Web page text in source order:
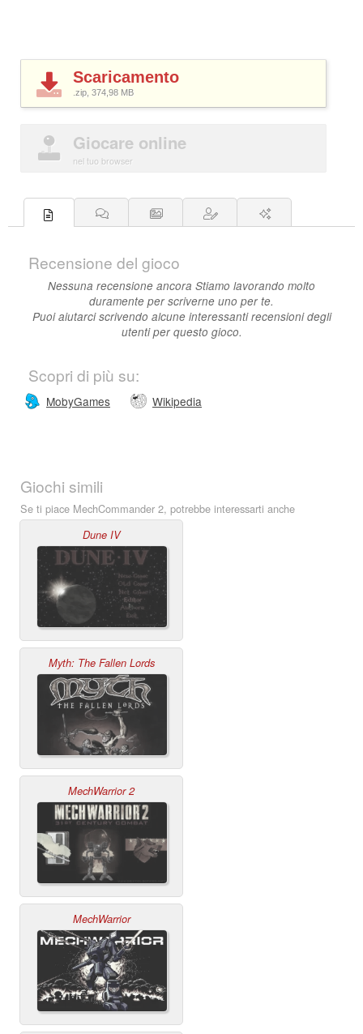
Scaricamento
.zip, 374,98 MB
Giocare online
nel tuo browser
Recensione del gioco
Nessuna recensione ancora Stiamo lavorando molto
duramente per scriverne uno per te.
Puoi aiutarci scrivendo alcune interessanti recensioni degli
utenti per questo gioco.
Scopri di più su:
MobyGames Wikipedia
Giochi simili
Se ti piace MechCommander 2, potrebbe interessarti anche
Dune IV
Myth: The Fallen Lords
MechWarrior 2
MechWarrior